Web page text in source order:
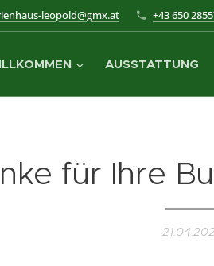
leopold@gmx.at +43 650
AUSSTATTUNG
für Ihre